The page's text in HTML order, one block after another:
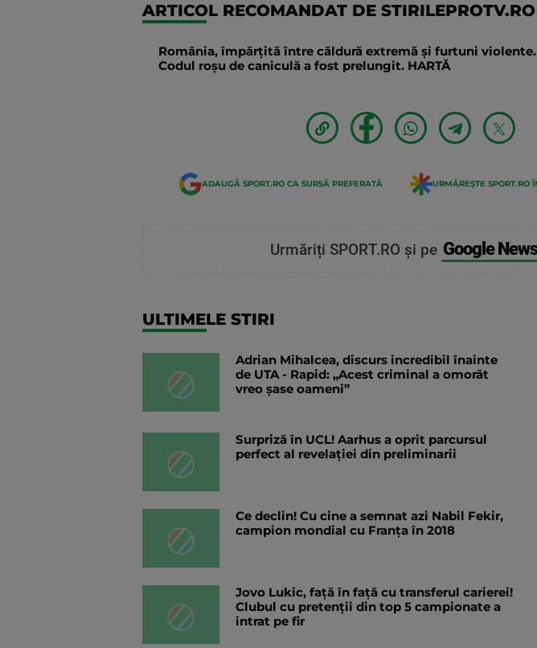
ARTICOL RECOMANDAT DE STIRILEPROTV.RO
România, împărțită între căldură extremă și furtuni violente.
Codul roșu de caniculă a fost prelungit. HARTĂ
ADAUGĂ SPORT.RO CA SURSĂ PREFERATĂ URMĂREȘTE SPORT.RO
Urmăriți SPORT.RO și pe Google News
ULTIMELE STIRI
Adrian Mihalcea, discurs incredibil înainte
de UTA - Rapid: „Acest criminal a omorât
vreo șase oameni”
Surpriză în UCL! Aarhus a oprit parcursul
perfect al revelației din preliminarii
Ce declin! Cu cine a semnat azi Nabil Fekir,
campion mondial cu Franța în 2018
Jovo Lukic, față în față cu transferul carierei!
Clubul cu pretenții din top 5 campionate a
intrat pe fir